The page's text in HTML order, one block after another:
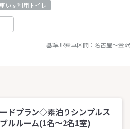
いす利用トイレ
基準JR乗車区間： 名古屋～金沢
ドプラン◇素泊りシンプルス
ルルーム(1名～2名1室)